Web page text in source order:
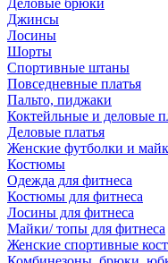
Деловые брюки
Джинсы
Лосины
Шорты
Спортивные штаны
Повседневные платья
Пальто, пиджаки
Коктейльные и деловые
Деловые платья
Женские футболки и
Костюмы
Одежда для фитнеса
Костюмы для фитнеса
Лосины для фитнеса
Майки/ топы для фитнеса
Женские спортивные